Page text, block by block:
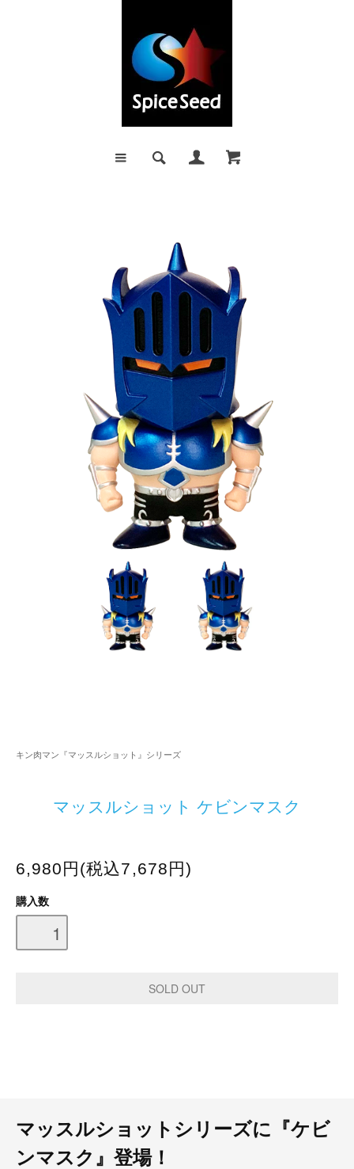
キン肉マン『マッスルショット』シリーズ
マッスルショット ケビンマスク
6,980円(税込7,678円)
購入数
マッスルショットシリーズに『ケビ
ンマスク』登場！